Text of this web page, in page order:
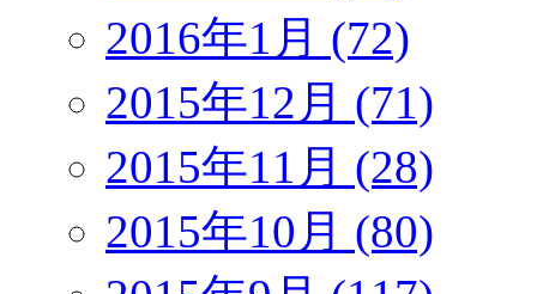
2016年1月 (72)
2015年12月 (71)
2015年11月 (28)
2015年10月 (80)